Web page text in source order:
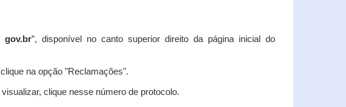
gov.br”, disponível no canto superior direito da página inicial do
na opção "Reclamações".
clique nesse número de protocolo.